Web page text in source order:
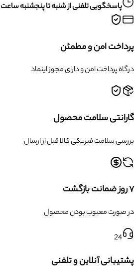
پاسخگویی تلفنی از شنبه تا پنجشنبه ساعت ۱۰ الی ۱۹
پرداخت امن و مطمئن
درگاه پرداخت امن و دارای مجوز اینماد
گارانتی سلامت محصول
بررسی سلامت فیزیکی کالا قبل از ارسال
۷ روز ضمانت بازگشت
در صورت معیوب بودن محصول
24
پشتیبانی آنلاین و تلفنی